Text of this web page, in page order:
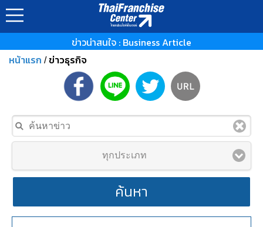
ข่าวน่าสนใจ : Business Article
หน้าแรก /ข่าวธุรกิจ
ทุกประเภท
ค้นหา